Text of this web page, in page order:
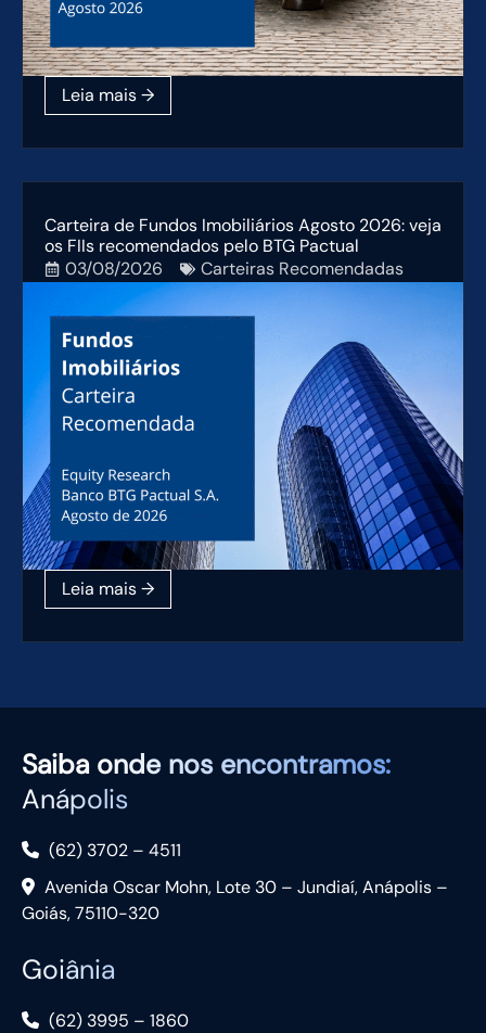
Carteira de Fundos Imobiliários Agosto 2026: veja
os FIIs recomendados pelo BTG Pactual
03/08/2026
Carteiras Recomendadas
Saiba onde nos encontramos:
Anápolis
(62) 3702 – 4511
Avenida Oscar Mohn, Lote 30 – Jundiaí, Anápolis –
Goiás, 75110-320
Goiânia
(62) 3995 – 1860